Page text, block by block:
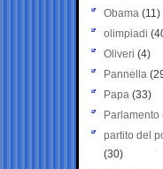
Obama (11)
olimpiadi
Oliveri (4)
Pannella
Papa (33)
Parlamento
partito del
(30)